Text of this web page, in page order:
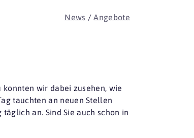
News /Angebote
wir dabei zusehen, wie
tauchten an neuen Stellen
an. Sind Sie auch schon in